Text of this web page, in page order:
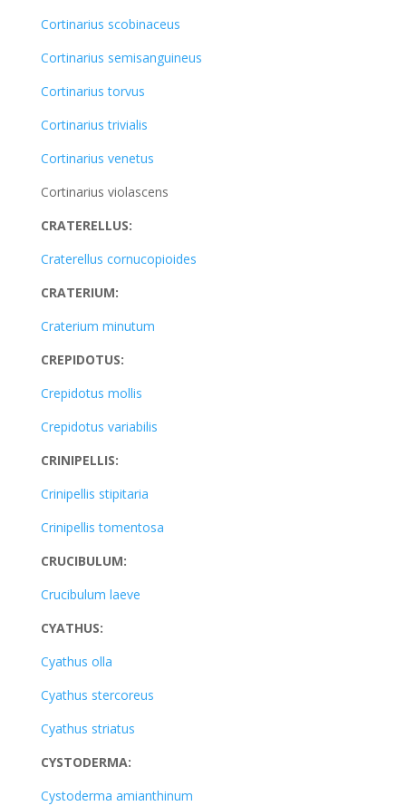
Cortinarius scobinaceus
Cortinarius semisanguineus
Cortinarius torvus
Cortinarius trivialis
Cortinarius venetus
Cortinarius violascens
CRATERELLUS:
Craterellus cornucopioides
CRATERIUM:
Craterium minutum
CREPIDOTUS:
Crepidotus mollis
Crepidotus variabilis
CRINIPELLIS:
Crinipellis stipitaria
Crinipellis tomentosa
CRUCIBULUM:
Crucibulum laeve
CYATHUS:
Cyathus olla
Cyathus stercoreus
Cyathus striatus
CYSTODERMA:
Cystoderma amianthinum